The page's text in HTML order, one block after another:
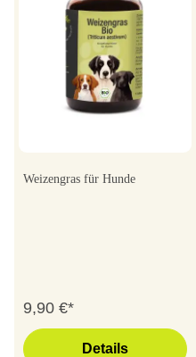
Weizengras für Hunde
9,90 €*
Details